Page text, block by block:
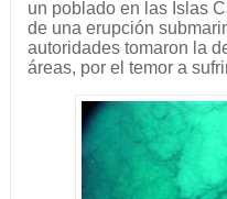
un poblado en las Islas
de una erupción
autoridades tomaron la
áreas, por el temor a